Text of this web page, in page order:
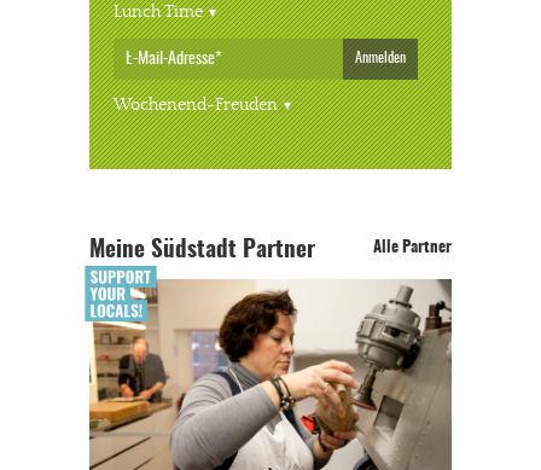
Lunch Time
Anmelden
Wochenend-Freuden
Meine Südstadt Partner Alle Partner